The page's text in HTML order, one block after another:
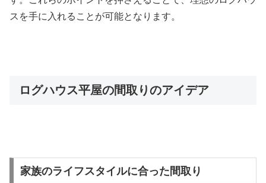
スを手に入れることが可能となります。
ログハウス平屋の間取りのアイデア
家族のライフスタイルに合った間取り